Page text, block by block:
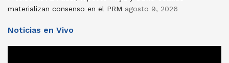
materializan consenso en el PRM agosto 9, 2026
Noticias en Vivo